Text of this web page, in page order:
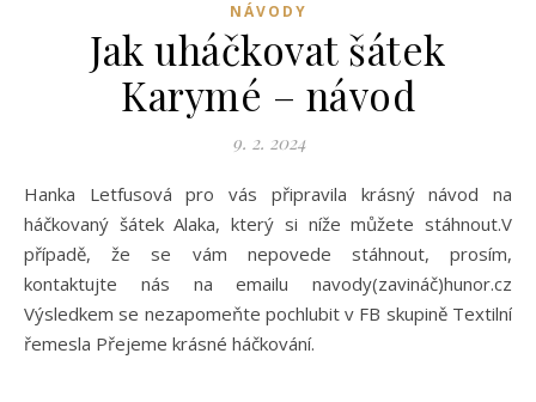
NÁVODY
Jak uháčkovat šátek
Karymé – návod
9. 2. 2024
Hanka Letfusová pro vás připravila krásný návod na
háčkovaný šátek Alaka, který si níže můžete stáhnout.V
případě, že se vám nepovede stáhnout, prosím,
kontaktujte nás na emailu navody(zavináč)hunor.cz
Výsledkem se nezapomeňte pochlubit v FB skupině Textilní
řemesla Přejeme krásné háčkování.